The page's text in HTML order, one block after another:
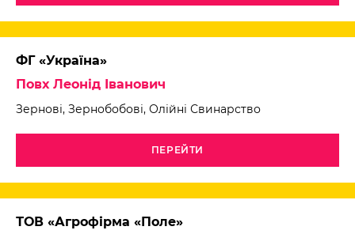
ФГ «Україна»
Повх Леонід Іванович
Зернові, Зернобобові, Олійні Свинарство
ПЕРЕЙТИ
ТОВ «Агрофірма «Поле»